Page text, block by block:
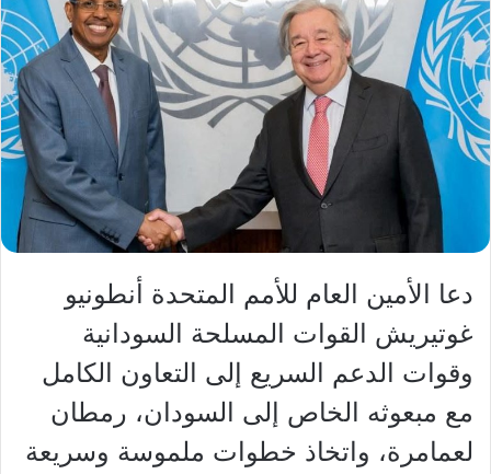
دعا الأمين العام للأمم المتحدة أنطونيو
غوتيريش القوات المسلحة السودانية
وقوات الدعم السريع إلى التعاون الكامل
مع مبعوثه الخاص إلى السودان، رمطان
لعمامرة، واتخاذ خطوات ملموسة وسريعة